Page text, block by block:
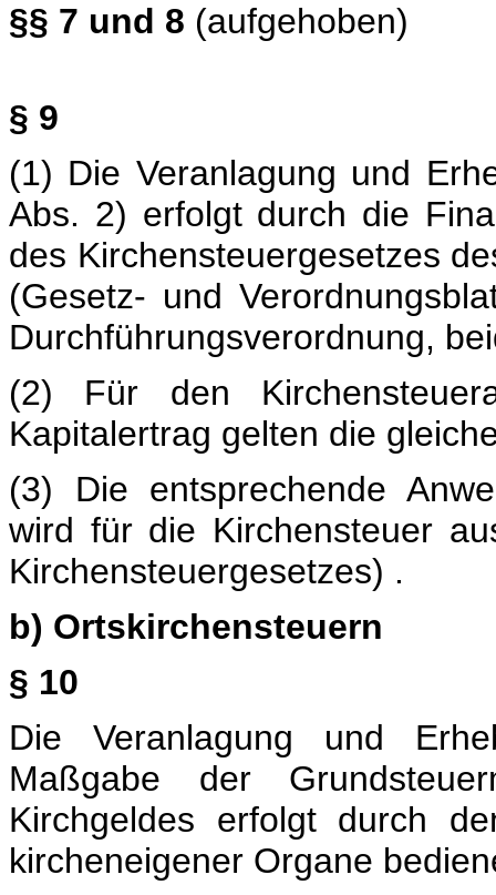
§§ 7 und 8 (aufgehoben)
§ 9
(1) Die Veranlagung und
Abs. 2) erfolgt durch die
des Kirchensteuergesetzes
(Gesetz- und
Durchführungsverordnung,
(2) Für den
Kapitalertrag gelten die
(3) Die entsprechende
wird für die Kirchensteuer
Kirchensteuergesetzes) .
b) Ortskirchensteuern
§ 10
Die Veranlagung und
Maßgabe der
Kirchgeldes erfolgt durch
kircheneigener Organe